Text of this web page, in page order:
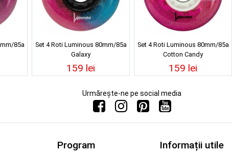
85a
Set 4 Roti Luminous 80mm/85a
Galaxy
159 lei
Set 4 Roti Luminous 80mm/85a
Cotton Candy
159 lei
Urmărește-ne pe social media
Program Informații utile